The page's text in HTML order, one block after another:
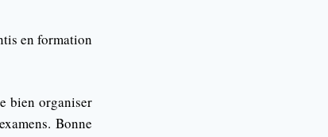
en formation
bien organiser
Bonne